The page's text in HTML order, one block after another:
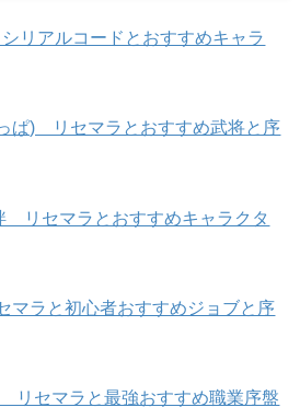
リアルコードとおすすめキャラ
ぱ) リセマラとおすすめ武将と序
リセマラとおすすめキャラクタ
ラと初心者おすすめジョブと序
リセマラと最強おすすめ職業序盤